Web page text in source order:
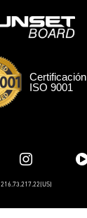
Certificación
ISO 9001
216.73.217.22(US)